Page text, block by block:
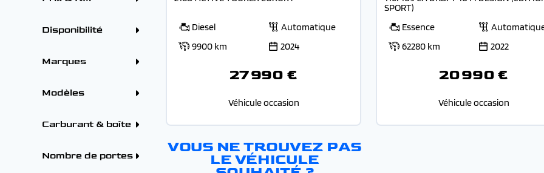
Kilométrage
Disponibilité
Marques
BMW (2)
CITROEN (110)
FORD (30)
OMODA (1)
Modèles
BMW
BMW SERIE 1 (1)
Carburant & boîte
Diesel (1)
Essence (1)
Nombre de portes
Diesel
Automatique
9900 km
2024
27 990 €
Véhicule occasion
SPORT)
Essence
62280 km
2022
20 990 €
Véhicule occasion
VOUS NE TROUVEZ PAS
LE VÉHICULE